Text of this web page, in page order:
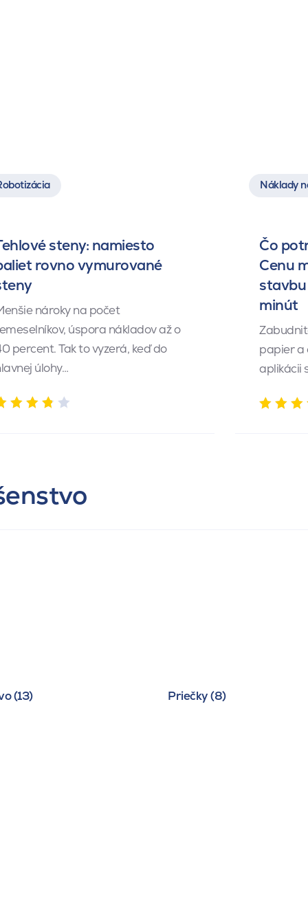
steny: namiesto
rovno vymurované
nároky na počet
úspora nákladov až o
percent. Tak to vyzerá, keď do
úlohy…
Náklady
Čo
Cenu
minút
papier a
aplikácii
(13) Priečky (8)